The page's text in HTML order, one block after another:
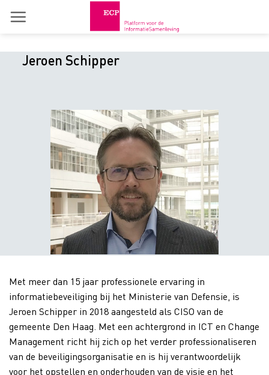
Jeroen Schipper
Met meer dan 15 jaar professionele ervaring in
informatiebeveiliging bij het Ministerie van Defensie, is
Jeroen Schipper in 2018 aangesteld als CISO van de
gemeente Den Haag. Met een achtergrond in ICT en Change
Management richt hij zich op het verder professionaliseren
van de beveiligingsorganisatie en is hij verantwoordelijk
voor het opstellen en onderhouden van de visie en het